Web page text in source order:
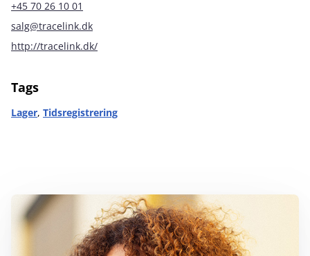
+45 70 26 10 01
salg@tracelink.dk
http://tracelink.dk/
Tags
Lager, Tidsregistrering